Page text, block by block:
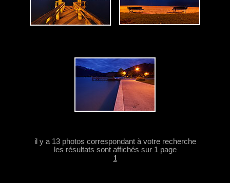
il y a 13 photos correspondant à votre recherche
les résultats sont affichés sur 1 page
1